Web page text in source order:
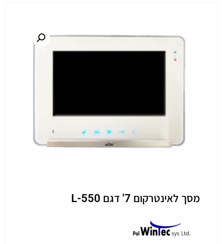
מסך לאינטרקום 7' דגם L-550